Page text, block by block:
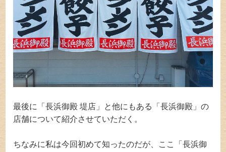
最後に「長浜御殿 堤店」と他にもある「長浜御殿」の
店舗について紹介させていただく。
ちなみに私は今回初めて知ったのだが、ここ「長浜御